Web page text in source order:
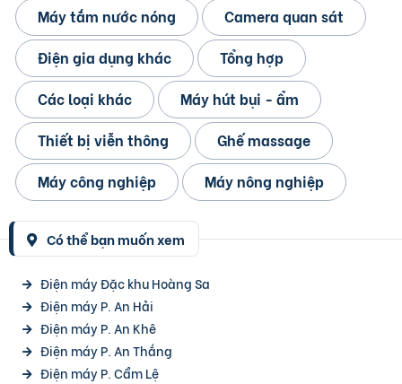
Máy tắm nước nóng
Camera quan sát
Điện gia dụng khác
Tổng hợp
Các loại khác
Máy hút bụi - ẩm
Thiết bị viễn thông
Ghế massage
Máy công nghiệp
Máy nông nghiệp
Có thể bạn muốn xem
Điện máy Đặc khu Hoàng Sa
Điện máy P. An Hải
Điện máy P. An Khê
Điện máy P. An Thắng
Điện máy P. Cẩm Lệ